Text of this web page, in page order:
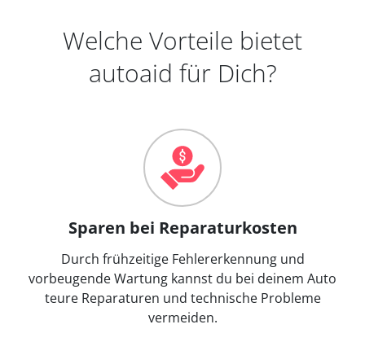
Welche Vorteile bietet
autoaid für Dich?
Sparen bei Reparaturkosten
Durch frühzeitige Fehlererkennung und
vorbeugende Wartung kannst du bei deinem Auto
teure Reparaturen und technische Probleme
vermeiden.